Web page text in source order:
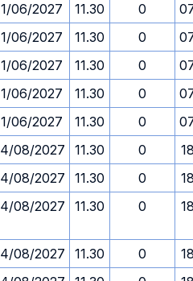
06/2027 11.30 0
06/2027 11.30 0
06/2027 11.30 0
06/2027 11.30 0
06/2027 11.30 0
08/2027 11.30 0
08/2027 11.30 0
08/2027 11.30 0
08/2027 11.30 0